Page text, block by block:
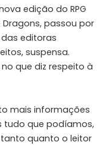
edição do RPG
passou por
editoras
suspensa.
que diz respeito à
mais informações
tudo que podíamos,
quanto o leitor